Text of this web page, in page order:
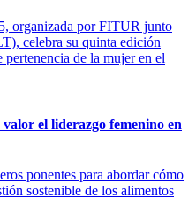
el liderazgo femenino en